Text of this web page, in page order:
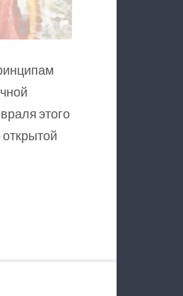
этого